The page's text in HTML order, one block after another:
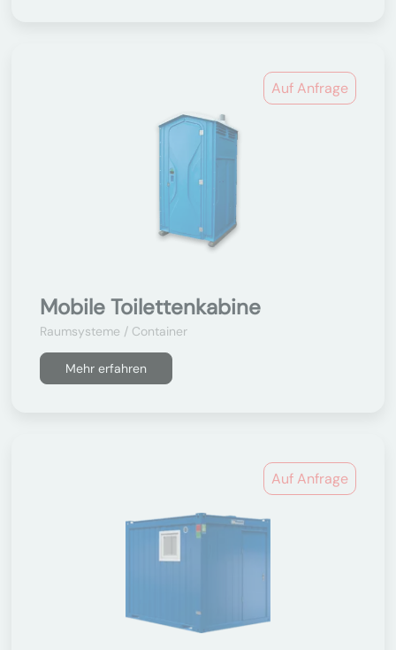
Auf Anfrage
Mobile Toilettenkabine
Raumsysteme / Container
Mehr erfahren
Auf Anfrage